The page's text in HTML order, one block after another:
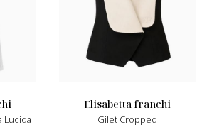
Lucida
elisabetta franchi
Gilet Cropped